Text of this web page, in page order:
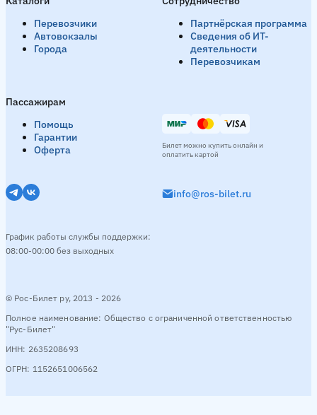
Перевозчики
Автовокзалы
Города
Пассажирам
Помощь
Гарантии
Оферта
Партнёрская программа
Сведения об ИТ-
деятельности
Перевозчикам
© Рос-Билет ру, 2013 - 2026
Полное наименование: Общество с ограниченной ответственностью
"Рус-Билет"
ИНН: 2635208693
ОГРН: 1152651006562
info@ros-bilet.ru
График работы службы поддержки:
08:00-00:00 без выходных
Билет можно купить онлайн и
оплатить картой